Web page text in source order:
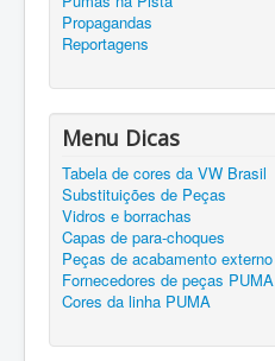
Propagandas
Reportagens
Menu Dicas
Tabela de cores da VW Brasil
Substituições de Peças
Vidros e borrachas
Capas de para-choques
Peças de acabamento externo
Fornecedores de peças PUMA
Cores da linha PUMA